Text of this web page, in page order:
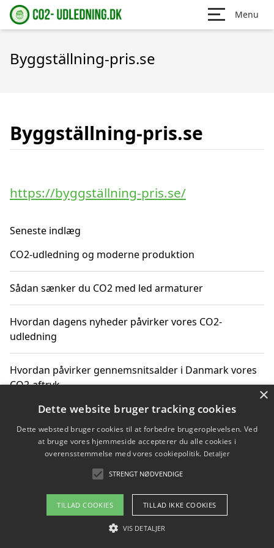
Menu
Byggställning-pris.se
Byggställning-pris.se
https://byggställning-pris.se/
Seneste indlæg
CO2-udledning og moderne produktion
Sådan sænker du CO2 med led armaturer
Hvordan dagens nyheder påvirker vores CO2-
udledning
Hvordan påvirker gennemsnitsalder i Danmark vores
CO2-aftryk
Hvordan nyheder om CO2-udledning påvirker vores
hverdag
Om / kontakt
Blog Betingelser
×
Dette website bruger tracking cookies
Dette websted bruger cookies til at forbedre brugeroplevelsen. Ved
at bruge vores hjemmeside accepterer du alle cookies i
overensstemmelse med vores cookiepolitik. Detaljer
STRENGT NØDVENDIGE
TILLAD COOKIES TILLAD IKKE COOKIES
VIS DETALJER